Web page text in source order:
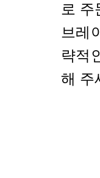
로 주
브레
략적
해 주